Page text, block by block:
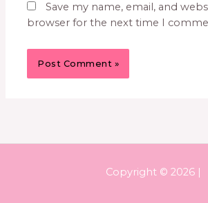
Save my name, email, and
browser for the next time I
Copyright © 2026 |